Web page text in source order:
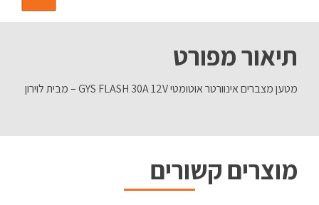
תיאור מפורט
מטען מצברים אינוורטר אוטומטי GYS FLASH 30A 12V – מבית לוירון
מוצרים קשורים